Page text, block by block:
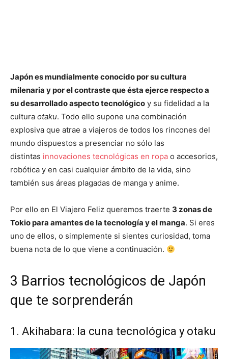
Japón es mundialmente conocido por su cultura
milenaria y por el contraste que ésta ejerce respecto a
su desarrollado aspecto tecnológico y su fidelidad a la
cultura otaku. Todo ello supone una combinación
explosiva que atrae a viajeros de todos los rincones del
mundo dispuestos a presenciar no sólo las
distintas innovaciones tecnológicas en ropa o accesorios,
robótica y en casi cualquier ámbito de la vida, sino
también sus áreas plagadas de manga y anime.
Por ello en El Viajero Feliz queremos traerte 3 zonas de
Tokio para amantes de la tecnología y el manga. Si eres
uno de ellos, o simplemente si sientes curiosidad, toma
buena nota de lo que viene a continuación.
3 Barrios tecnológicos de Japón
que te sorprenderán
1. Akihabara: la cuna tecnológica y otaku